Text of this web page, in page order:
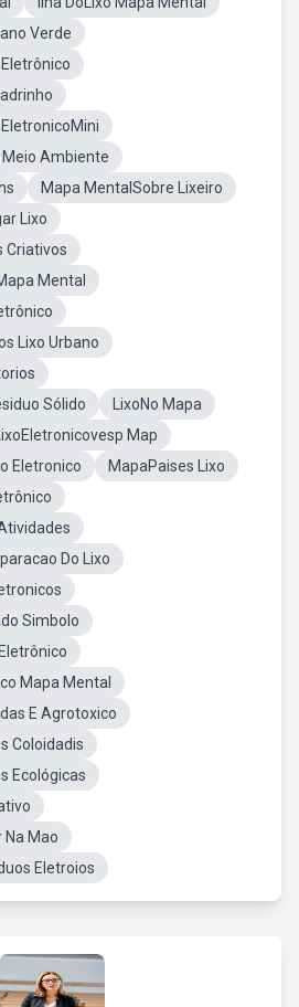
Verde
Meio Ambiente
Mapa MentalSobre Lixeiro
Lixo
Criativos
Mental
Lixo Urbano
Sólido
LixoNo Mapa
Map
Eletronico
MapaPaises Lixo
Do Lixo
Simbolo
Mapa Mental
E Agrotoxico
Coloidadis
Ecológicas
Na Mao
Eletroios